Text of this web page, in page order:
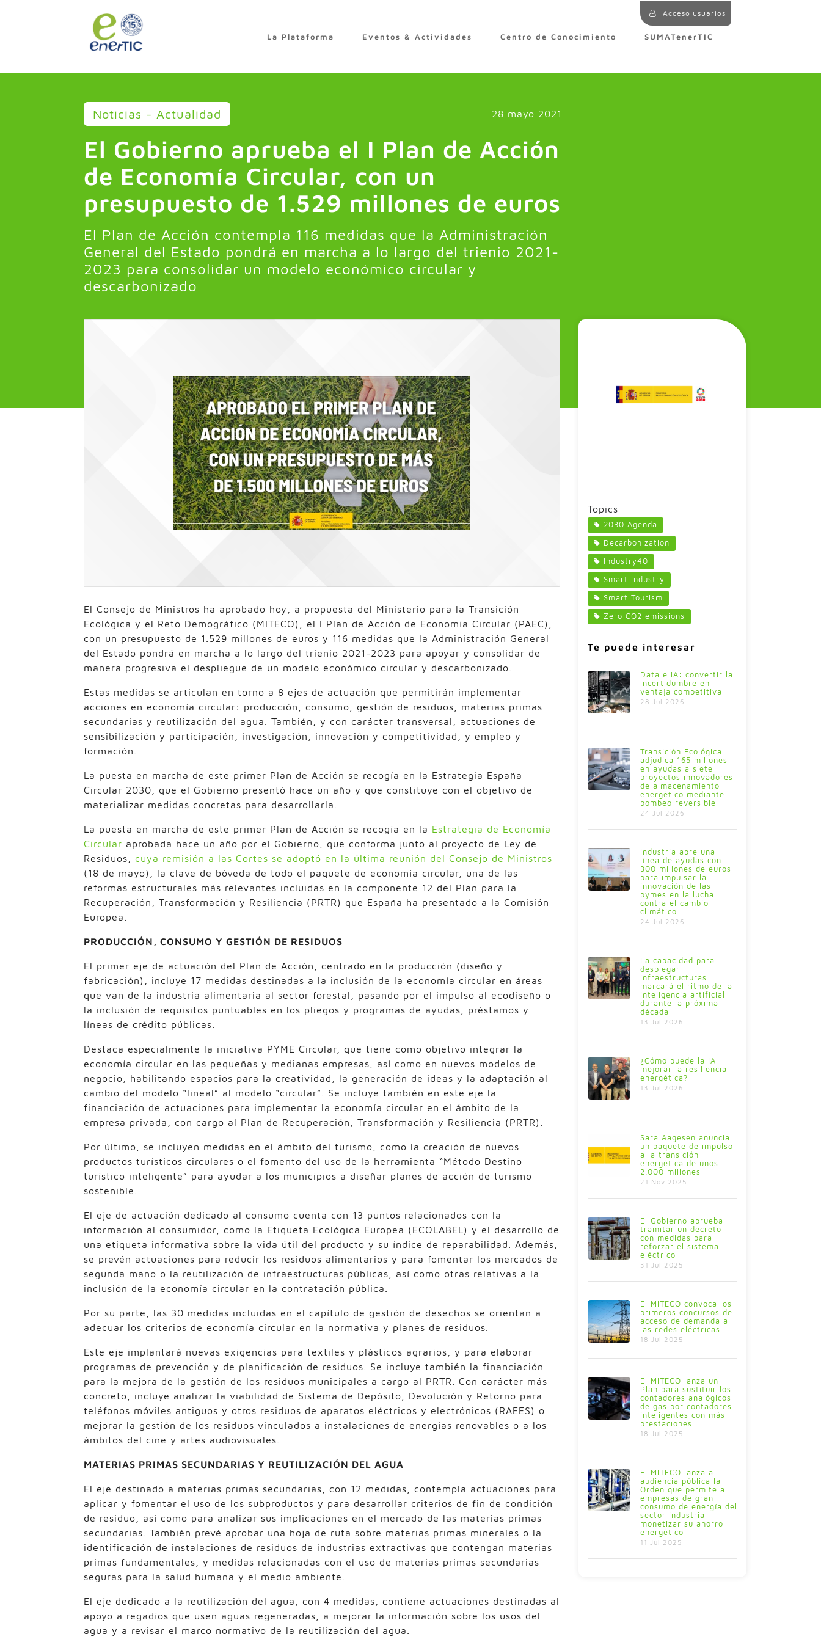
Acceso usuarios
La Plataforma Eventos & Actividades Centro de Conocimiento SUMATenerTIC
Noticias - Actualidad 28 mayo 2021
El Gobierno aprueba el I Plan de Acción
de Economía Circular, con un
presupuesto de 1.529 millones de euros
El Plan de Acción contempla 116 medidas que la Administración
General del Estado pondrá en marcha a lo largo del trienio 2021-
2023 para consolidar un modelo económico circular y
descarbonizado
El Consejo de Ministros ha aprobado hoy, a propuesta del Ministerio para la Transición
Ecológica y el Reto Demográfico (MITECO), el I Plan de Acción de Economía Circular (PAEC),
con un presupuesto de 1.529 millones de euros y 116 medidas que la Administración General
del Estado pondrá en marcha a lo largo del trienio 2021-2023 para apoyar y consolidar de
manera progresiva el despliegue de un modelo económico circular y descarbonizado.
Estas medidas se articulan en torno a 8 ejes de actuación que permitirán implementar
acciones en economía circular: producción, consumo, gestión de residuos, materias primas
secundarias y reutilización del agua. También, y con carácter transversal, actuaciones de
sensibilización y participación, investigación, innovación y competitividad, y empleo y
formación.
La puesta en marcha de este primer Plan de Acción se recogía en la Estrategia España
Circular 2030, que el Gobierno presentó hace un año y que constituye con el objetivo de
materializar medidas concretas para desarrollarla.
La puesta en marcha de este primer Plan de Acción se recogía en la Estrategia de Economía
Circular aprobada hace un año por el Gobierno, que conforma junto al proyecto de Ley de
Residuos, cuya remisión a las Cortes se adoptó en la última reunión del Consejo de Ministros
(18 de mayo), la clave de bóveda de todo el paquete de economía circular, una de las
reformas estructurales más relevantes incluidas en la componente 12 del Plan para la
Recuperación, Transformación y Resiliencia (PRTR) que España ha presentado a la Comisión
Europea.
PRODUCCIÓN, CONSUMO Y GESTIÓN DE RESIDUOS
El primer eje de actuación del Plan de Acción, centrado en la producción (diseño y
fabricación), incluye 17 medidas destinadas a la inclusión de la economía circular en áreas
que van de la industria alimentaria al sector forestal, pasando por el impulso al ecodiseño o
la inclusión de requisitos puntuables en los pliegos y programas de ayudas, préstamos y
líneas de crédito públicas.
Destaca especialmente la iniciativa PYME Circular, que tiene como objetivo integrar la
economía circular en las pequeñas y medianas empresas, así como en nuevos modelos de
negocio, habilitando espacios para la creatividad, la generación de ideas y la adaptación al
cambio del modelo “lineal” al modelo “circular”. Se incluye también en este eje la
financiación de actuaciones para implementar la economía circular en el ámbito de la
empresa privada, con cargo al Plan de Recuperación, Transformación y Resiliencia (PRTR).
Por último, se incluyen medidas en el ámbito del turismo, como la creación de nuevos
productos turísticos circulares o el fomento del uso de la herramienta “Método Destino
turístico inteligente” para ayudar a los municipios a diseñar planes de acción de turismo
sostenible.
El eje de actuación dedicado al consumo cuenta con 13 puntos relacionados con la
información al consumidor, como la Etiqueta Ecológica Europea (ECOLABEL) y el desarrollo de
una etiqueta informativa sobre la vida útil del producto y su índice de reparabilidad. Además,
se prevén actuaciones para reducir los residuos alimentarios y para fomentar los mercados de
segunda mano o la reutilización de infraestructuras públicas, así como otras relativas a la
inclusión de la economía circular en la contratación pública.
Por su parte, las 30 medidas incluidas en el capítulo de gestión de desechos se orientan a
adecuar los criterios de economía circular en la normativa y planes de residuos.
Este eje implantará nuevas exigencias para textiles y plásticos agrarios, y para elaborar
programas de prevención y de planificación de residuos. Se incluye también la financiación
para la mejora de la gestión de los residuos municipales a cargo al PRTR. Con carácter más
concreto, incluye analizar la viabilidad de Sistema de Depósito, Devolución y Retorno para
teléfonos móviles antiguos y otros residuos de aparatos eléctricos y electrónicos (RAEES) o
mejorar la gestión de los residuos vinculados a instalaciones de energías renovables o a los
ámbitos del cine y artes audiovisuales.
MATERIAS PRIMAS SECUNDARIAS Y REUTILIZACIÓN DEL AGUA
El eje destinado a materias primas secundarias, con 12 medidas, contempla actuaciones para
aplicar y fomentar el uso de los subproductos y para desarrollar criterios de fin de condición
de residuo, así como para analizar sus implicaciones en el mercado de las materias primas
secundarias. También prevé aprobar una hoja de ruta sobre materias primas minerales o la
identificación de instalaciones de residuos de industrias extractivas que contengan materias
primas fundamentales, y medidas relacionadas con el uso de materias primas secundarias
seguras para la salud humana y el medio ambiente.
El eje dedicado a la reutilización del agua, con 4 medidas, contiene actuaciones destinadas al
apoyo a regadíos que usen aguas regeneradas, a mejorar la información sobre los usos del
agua y a revisar el marco normativo de la reutilización del agua.
Topics
2030 Agenda
Decarbonization
Industry40
Smart Industry
Smart Tourism
Zero CO2 emissions
Te puede interesar
Data e IA: convertir la
incertidumbre en
ventaja competitiva
28 Jul 2026
Transición Ecológica
adjudica 165 millones
en ayudas a siete
proyectos innovadores
de almacenamiento
energético mediante
bombeo reversible
24 Jul 2026
Industria abre una
línea de ayudas con
300 millones de euros
para impulsar la
innovación de las
pymes en la lucha
contra el cambio
climático
24 Jul 2026
La capacidad para
desplegar
infraestructuras
marcará el ritmo de la
inteligencia artificial
durante la próxima
década
13 Jul 2026
¿Cómo puede la IA
mejorar la resiliencia
energética?
13 Jul 2026
Sara Aagesen anuncia
un paquete de impulso
a la transición
energética de unos
2.000 millones
21 Nov 2025
El Gobierno aprueba
tramitar un decreto
con medidas para
reforzar el sistema
eléctrico
31 Jul 2025
El MITECO convoca los
primeros concursos de
acceso de demanda a
las redes eléctricas
18 Jul 2025
El MITECO lanza un
Plan para sustituir los
contadores analógicos
de gas por contadores
inteligentes con más
prestaciones
18 Jul 2025
El MITECO lanza a
audiencia pública la
Orden que permite a
empresas de gran
consumo de energía del
sector industrial
monetizar su ahorro
energético
11 Jul 2025